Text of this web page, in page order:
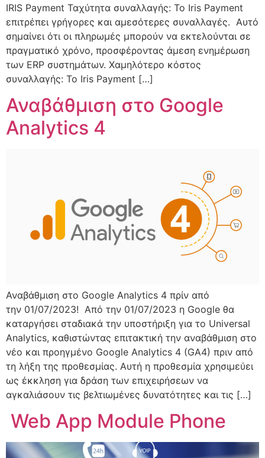
IRIS Payment Ταχύτητα συναλλαγής: Το Iris Payment
επιτρέπει γρήγορες και αμεσότερες συναλλαγές. Αυτό
σημαίνει ότι οι πληρωμές μπορούν να εκτελούνται σε
πραγματικό χρόνο, προσφέροντας άμεση ενημέρωση
των ERP συστημάτων. Χαμηλότερο κόστος
συναλλαγής: Το Iris Payment […]
Αναβάθμιση στο Google
Analytics 4
Αναβάθμιση στο Google Analytics 4 πρίν από
την 01/07/2023! Από την 01/07/2023 η Google θα
καταργήσει σταδιακά την υποστήριξη για το Universal
Analytics, καθιστώντας επιτακτική την αναβάθμιση στο
νέο και προηγμένο Google Analytics 4 (GA4) πριν από
τη λήξη της προθεσμίας. Αυτή η προθεσμία χρησιμεύει
ως έκκληση για δράση των επιχειρήσεων να
αγκαλιάσουν τις βελτιωμένες δυνατότητες και τις […]
Web App Module Phone